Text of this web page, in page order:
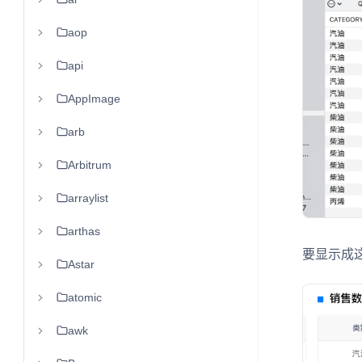
aop
api
AppImage
arb
Arbitrum
arraylist
arthas
Astar
atomic
awk
要显示成